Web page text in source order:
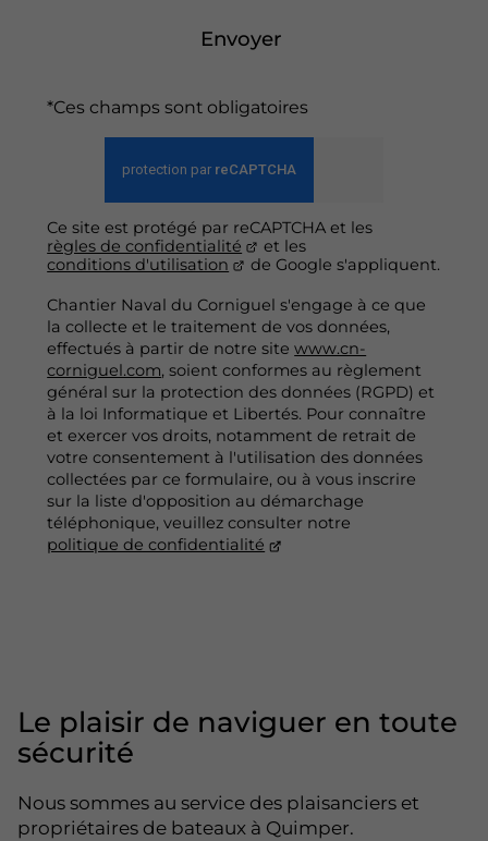
Envoyer
*Ces champs sont obligatoires
Ce site est protégé par reCAPTCHA et les
règles de confidentialité
et les
conditions d'utilisation
de Google s'appliquent.
Chantier Naval du Corniguel s'engage à ce que
la collecte et le traitement de vos données,
effectués à partir de notre sitewww.cn-
corniguel.com, soient conformes au règlement
général sur la protection des données (RGPD) et
à la loi Informatique et Libertés. Pour connaître
et exercer vos droits, notamment de retrait de
votre consentement à l'utilisation des données
collectées par ce formulaire, ou à vous inscrire
sur la liste d'opposition au démarchage
téléphonique, veuillez consulter notre
politique de confidentialité
Le plaisir de naviguer en toute
sécurité
Nous sommes au service des plaisanciers et
propriétaires de bateaux à Quimper.